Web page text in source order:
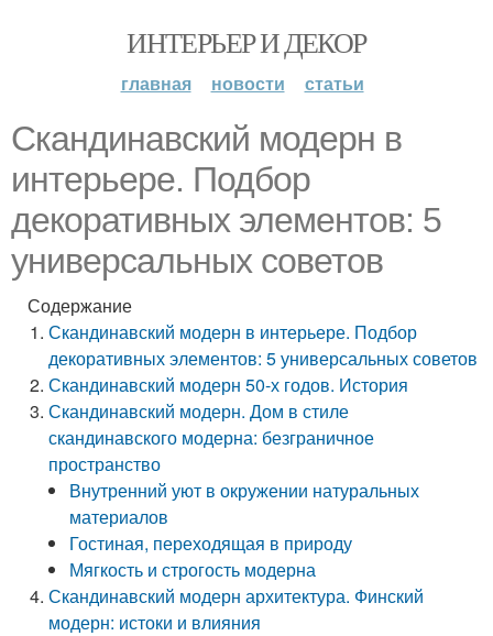
ИНТЕРЬЕР И ДЕКОР
главная новости статьи
Скандинавский модерн в
интерьере. Подбор
декоративных элементов: 5
универсальных советов
Содержание
Скандинавский модерн в интерьере. Подбор
декоративных элементов: 5 универсальных советов
Скандинавский модерн 50-х годов. История
Скандинавский модерн. Дом в стиле
скандинавского модерна: безграничное
пространство
Внутренний уют в окружении натуральных
материалов
Гостиная, переходящая в природу
Мягкость и строгость модерна
Скандинавский модерн архитектура. Финский
модерн: истоки и влияния